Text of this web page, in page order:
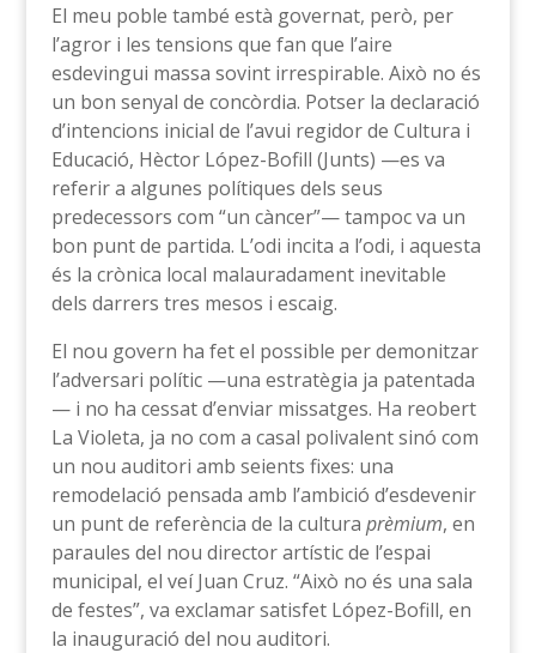
El meu poble també està governat, però, per
l’agror i les tensions que fan que l’aire
esdevingui massa sovint irrespirable. Això no és
un bon senyal de concòrdia. Potser la declaració
d’intencions inicial de l’avui regidor de Cultura i
Educació, Hèctor López-Bofill (Junts) —es va
referir a algunes polítiques dels seus
predecessors com “un càncer”— tampoc va un
bon punt de partida. L’odi incita a l’odi, i aquesta
és la crònica local malauradament inevitable
dels darrers tres mesos i escaig.
El nou govern ha fet el possible per demonitzar
l’adversari polític —una estratègia ja patentada
— i no ha cessat d’enviar missatges. Ha reobert
La Violeta, ja no com a casal polivalent sinó com
un nou auditori amb seients fixes: una
remodelació pensada amb l’ambició d’esdevenir
un punt de referència de la cultura prèmium, en
paraules del nou director artístic de l’espai
municipal, el veí Juan Cruz. “Això no és una sala
de festes”, va exclamar satisfet López-Bofill, en
la inauguració del nou auditori.